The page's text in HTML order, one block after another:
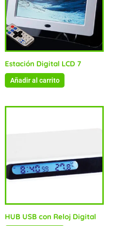
Estación Digital LCD 7
Añadir al carrito
HUB USB con Reloj Digital